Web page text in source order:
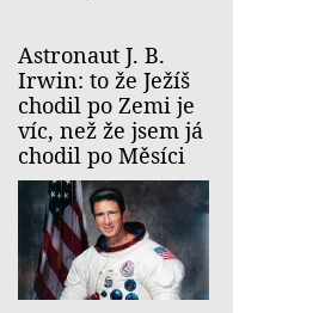
Astronaut J. B.
Irwin: to že Ježíš
chodil po Zemi je
víc, než že jsem já
chodil po Měsíci